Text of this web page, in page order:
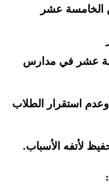
الخامسة عشر
عشر في مدارس
استقرار الطلاب
لأتفه الأسباب.
: